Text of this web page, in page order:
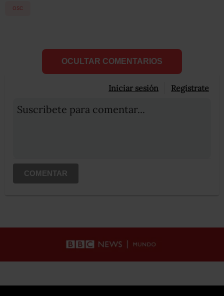
OSC
OCULTAR COMENTARIOS
Iniciar sesión Registrate
Suscribete para comentar...
COMENTAR